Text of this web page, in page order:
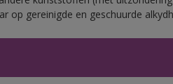
op gereinigde en geschuurde